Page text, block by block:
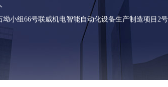
小组66号联威机电智能自动化设备生产制造项目2